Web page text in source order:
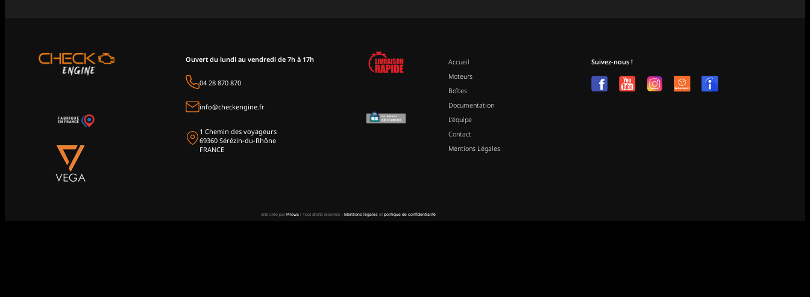
Ouvert du lundi au vendredi de 7h à 17h
04 28 870 870
info@checkengine.fr
1 Chemin des voyageurs
69360 Sérézin-du-Rhône
FRANCE
Accueil
Moteurs
Boîtes
Documentation
L’équipe
Contact
Mentions Légales
Suivez-nous !
Site créé par Pilowa | Tout droits réservés | Mentions légales et politique de confidentialité